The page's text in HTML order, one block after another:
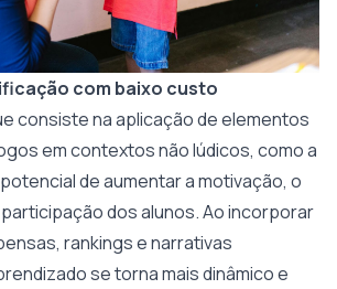
com baixo custo
consiste na aplicação de elementos
em contextos não lúdicos, como a
de aumentar a motivação, o
dos alunos. Ao incorporar
rankings e narrativas
se torna mais dinâmico e